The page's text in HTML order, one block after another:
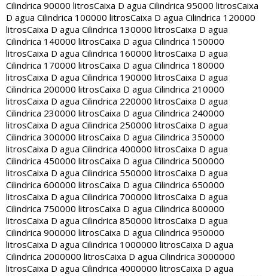
Cilindrica 90000 litrosCaixa D agua Cilindrica 95000 litrosCaixa
D agua Cilindrica 100000 litrosCaixa D agua Cilindrica 120000
litrosCaixa D agua Cilindrica 130000 litrosCaixa D agua
Cilindrica 140000 litrosCaixa D agua Cilindrica 150000
litrosCaixa D agua Cilindrica 160000 litrosCaixa D agua
Cilindrica 170000 litrosCaixa D agua Cilindrica 180000
litrosCaixa D agua Cilindrica 190000 litrosCaixa D agua
Cilindrica 200000 litrosCaixa D agua Cilindrica 210000
litrosCaixa D agua Cilindrica 220000 litrosCaixa D agua
Cilindrica 230000 litrosCaixa D agua Cilindrica 240000
litrosCaixa D agua Cilindrica 250000 litrosCaixa D agua
Cilindrica 300000 litrosCaixa D agua Cilindrica 350000
litrosCaixa D agua Cilindrica 400000 litrosCaixa D agua
Cilindrica 450000 litrosCaixa D agua Cilindrica 500000
litrosCaixa D agua Cilindrica 550000 litrosCaixa D agua
Cilindrica 600000 litrosCaixa D agua Cilindrica 650000
litrosCaixa D agua Cilindrica 700000 litrosCaixa D agua
Cilindrica 750000 litrosCaixa D agua Cilindrica 800000
litrosCaixa D agua Cilindrica 850000 litrosCaixa D agua
Cilindrica 900000 litrosCaixa D agua Cilindrica 950000
litrosCaixa D agua Cilindrica 1000000 litrosCaixa D agua
Cilindrica 2000000 litrosCaixa D agua Cilindrica 3000000
litrosCaixa D agua Cilindrica 4000000 litrosCaixa D agua